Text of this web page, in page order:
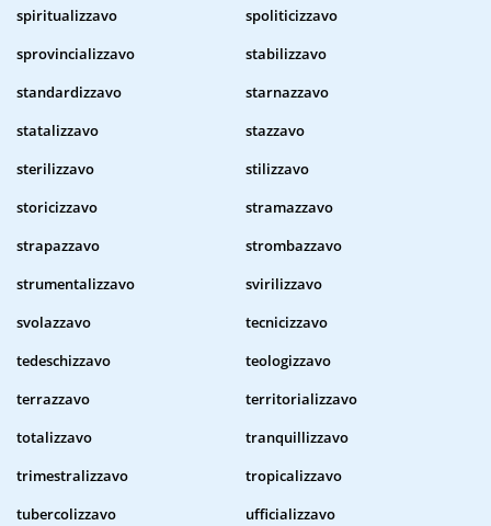
spiritualizzavo
spoliticizzavo
sprovincializzavo
stabilizzavo
standardizzavo
starnazzavo
statalizzavo
stazzavo
sterilizzavo
stilizzavo
storicizzavo
stramazzavo
strapazzavo
strombazzavo
strumentalizzavo
svirilizzavo
svolazzavo
tecnicizzavo
tedeschizzavo
teologizzavo
terrazzavo
territorializzavo
totalizzavo
tranquillizzavo
trimestralizzavo
tropicalizzavo
tubercolizzavo
ufficializzavo